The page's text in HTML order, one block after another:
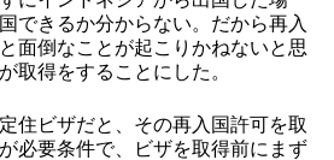
できるか分からない。だから再入
面倒なことが起こりかねないと思
取得をすることにした。
住ビザだと、その再入国許可を取
必要条件で、ビザを取得前にまず